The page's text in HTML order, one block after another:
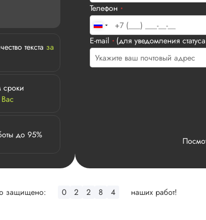
текста за
сроки
до 95%
Телефон *
E-mail * (для уведомления
защищено: 2
3
4
2
0 наших работ!